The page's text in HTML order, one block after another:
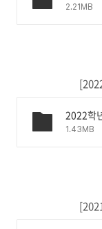
2.21MB
2022학
1.43MB